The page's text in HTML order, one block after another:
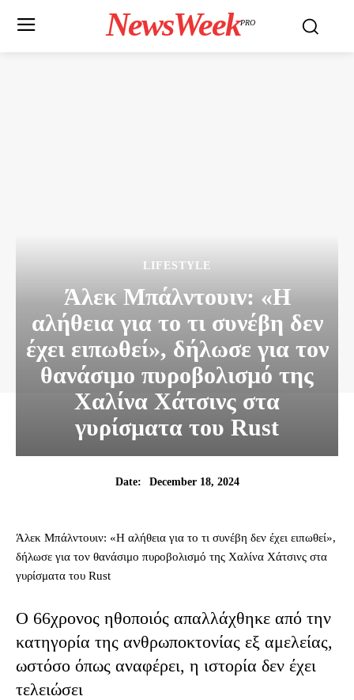
NewsWeekPRO
LIFESTYLE
Άλεκ Μπάλντουιν: «Η
αλήθεια για το τι συνέβη δεν
έχει ειπωθεί», δήλωσε για τον
θανάσιμο πυροβολισμό της
Χαλίνα Χάτσινς στα
γυρίσματα του Rust
Date: December 18, 2024
Άλεκ Μπάλντουιν: «Η αλήθεια για το τι συνέβη δεν έχει ειπωθεί»,
δήλωσε για τον θανάσιμο πυροβολισμό της Χαλίνα Χάτσινς στα
γυρίσματα του Rust
Ο 66χρονος ηθοποιός απαλλάχθηκε από την
κατηγορία της ανθρωποκτονίας εξ αμελείας,
ωστόσο όπως αναφέρει, η ιστορία δεν έχει
τελειώσει